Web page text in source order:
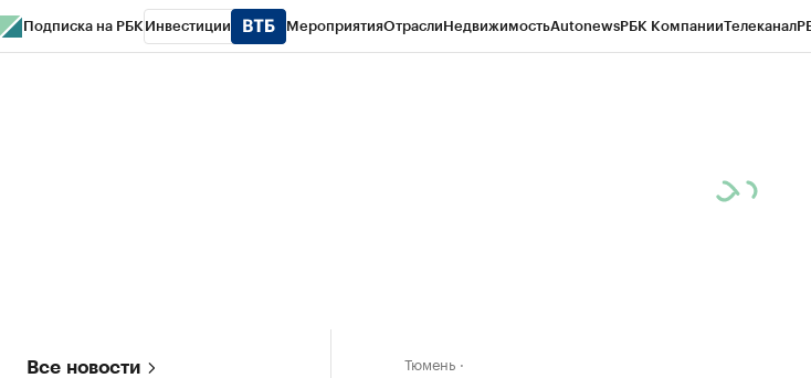
Подписка на РБК Инвестиции МероприятияОтраслиНедвижимостьAutonewsРБК КомпанииТелеканал
Все новости Тюмень